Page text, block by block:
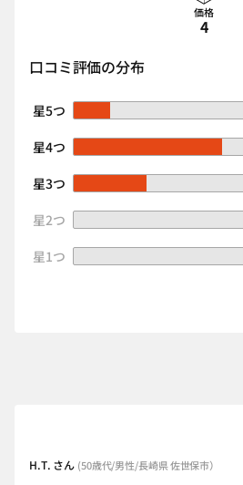
価格
4
口コミ評価の分布
星5つ
星4つ
星3つ
星2つ
星1つ
H.T. さん (50歳代/男性/長崎県 佐世保市）